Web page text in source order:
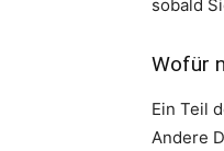
sobald
Wofür
Ein Teil
Andere